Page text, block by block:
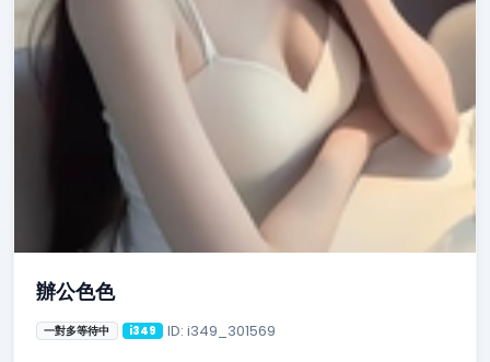
辦公色色
一對多等待中 i349 ID: i349_301569